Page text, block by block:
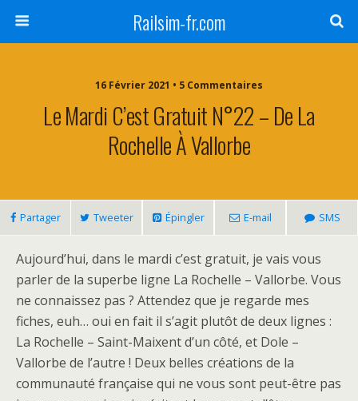
Railsim-fr.com
16 Février 2021 • 5 Commentaires
Le Mardi C’est Gratuit N°22 – De La
Rochelle À Vallorbe
Partager Tweeter Épingler E-mail SMS
Aujourd’hui, dans le mardi c’est gratuit, je vais vous
parler de la superbe ligne La Rochelle – Vallorbe. Vous
ne connaissez pas ? Attendez que je regarde mes
fiches, euh… oui en fait il s’agit plutôt de deux lignes :
La Rochelle – Saint-Maixent d’un côté, et Dole –
Vallorbe de l’autre ! Deux belles créations de la
communauté française qui ne vous sont peut-être pas